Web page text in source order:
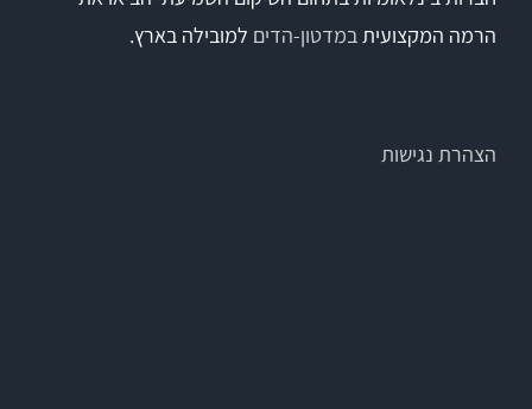
הרמה המקצועית במדטון-הדים למובילה בארץ.
הצהרת נגישות